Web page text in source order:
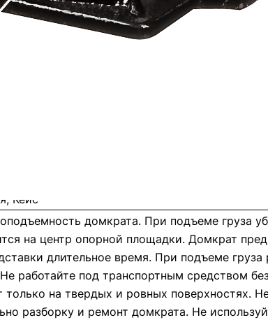
Кейс
домкрата. При подъеме груза
на центр опорной площадки. Домкрат
длительное время. При подъеме
работайте под транспортным средством
только на твердых и ровных поверхностях.
разборку и ремонт домкрата. Не